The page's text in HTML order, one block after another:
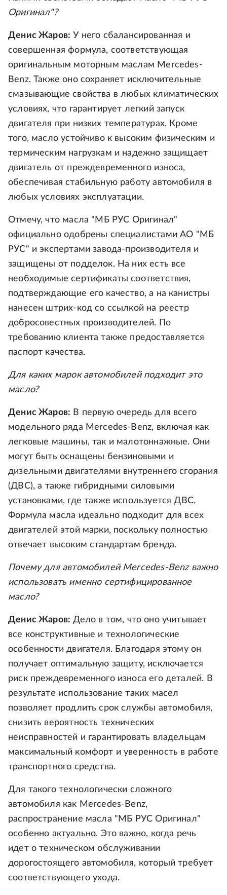
Оригинал"?
Денис Жаров: У него сбалансированная и
совершенная формула, соответствующая
оригинальным моторным маслам Mercedes-
Benz. Также оно сохраняет исключительные
смазывающие свойства в любых климатических
условиях, что гарантирует легкий запуск
двигателя при низких температурах. Кроме
того, масло устойчиво к высоким физическим и
термическим нагрузкам и надежно защищает
двигатель от преждевременного износа,
обеспечивая стабильную работу автомобиля в
любых условиях эксплуатации.
Отмечу, что масла "МБ РУС Оригинал"
официально одобрены специалистами АО "МБ
РУС" и экспертами завода-производителя и
защищены от подделок. На них есть все
необходимые сертификаты соответствия,
подтверждающие его качество, а на канистры
нанесен штрих-код со ссылкой на реестр
добросовестных производителей. По
требованию клиента также предоставляется
паспорт качества.
Для каких марок автомобилей подходит это
масло?
Денис Жаров: В первую очередь для всего
модельного ряда Mercedes-Benz, включая как
легковые машины, так и малотоннажные. Они
могут быть оснащены бензиновыми и
дизельными двигателями внутреннего сгорания
(ДВС), а также гибридными силовыми
установками, где также используется ДВС.
Формула масла идеально подходит для всех
двигателей этой марки, поскольку полностью
отвечает высоким стандартам бренда.
Почему для автомобилей Mercedes-Benz важно
использовать именно сертифицированное
масло?
Денис Жаров: Дело в том, что оно учитывает
все конструктивные и технологические
особенности двигателя. Благодаря этому он
получает оптимальную защиту, исключается
риск преждевременного износа его деталей. В
результате использование таких масел
позволяет продлить срок службы автомобиля,
снизить вероятность технических
неисправностей и гарантировать владельцам
максимальный комфорт и уверенность в работе
транспортного средства.
Для такого технологически сложного
автомобиля как Mercedes-Benz,
распространение масла "МБ РУС Оригинал"
особенно актуально. Это важно, когда речь
идет о техническом обслуживании
дорогостоящего автомобиля, который требует
соответствующего ухода.